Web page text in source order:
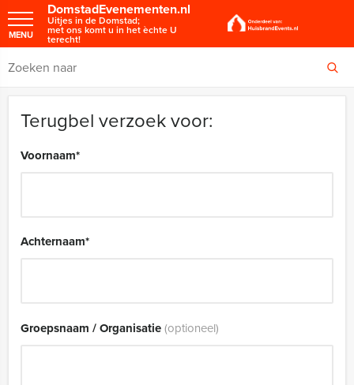
DomstadEvenementen.nl
Uitjes in de Domstad;
met ons komt u in het èchte U
terecht!
MENU
Terugbel verzoek voor:
Voornaam*
Achternaam*
Groepsnaam / Organisatie(optioneel)